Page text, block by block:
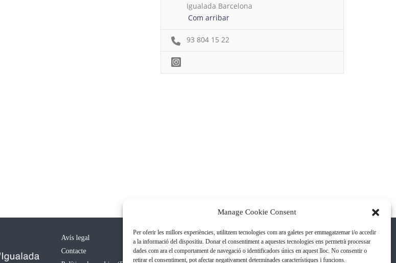
Manage Cookie Consent
Per oferir les millors experiències, utilitzem tecnologies com ara galetes per emmagatzemar i/o accedir
a la informació del dispositiu. Donar el consentiment a aquestes tecnologies ens permetrà processar
dades com ara el comportament de navegació o identificadors únics en aquest lloc. No consentir o
retirar el consentiment, pot afectar negativament determinades característiques i funcions.
Igualada Barcelona
Com arribar
93 804 15 22
Avís legal
Contacte